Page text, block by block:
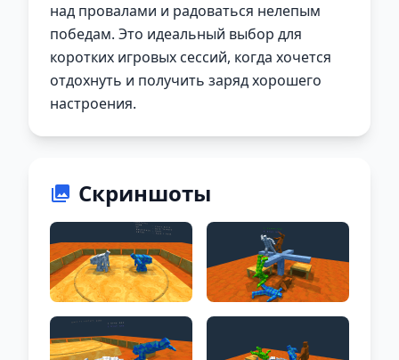
над провалами и радоваться нелепым
победам. Это идеальный выбор для
коротких игровых сессий, когда хочется
отдохнуть и получить заряд хорошего
настроения.
Скриншоты